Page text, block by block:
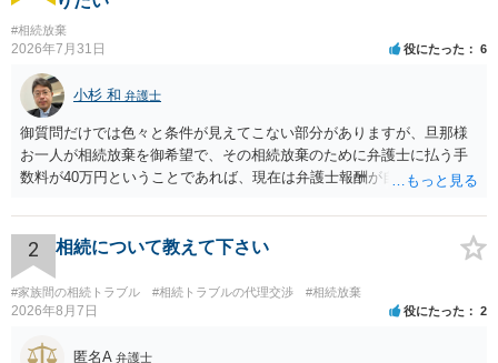
#相続放棄
2026年7月31日 役にたった 6
小杉 和 弁護士
御質問だけでは色々と条件が見えてこない部分がありますが、旦那様
お一人が相続放棄を御希望で、その相続放棄のために弁護士に払う手
数料が40万円ということであれば、現在は弁護士報酬が自由化されて
です。 ただ、弁護士に払う手数料とは別に戸籍の用意に一定の実費が
かかることになりますので、その費用も支払うべきものとして頭に置
いておいてください。 話を元に戻して、弁護士に対する手数料です
が、旦那様の収入や財産にもよりますが、法テラスに御連絡なさって
弁護士との相談を予約して受任してもらうのが一番安上がりでしょ
らい（希望者が多く予約できてもしばらく先になる）ようですので、
2 相続について教えて下さい
#家族間の相続トラブル #相続トラブルの代理交渉 #相続放棄
2026年8月7日 役にたった 2
匿名A 弁護士